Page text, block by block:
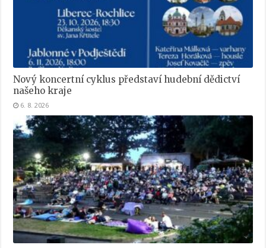
Nový koncertní cyklus představí hudební dědictví
našeho kraje
6. 8. 2026